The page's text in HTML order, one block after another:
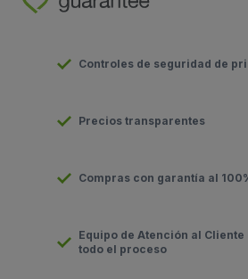
Controles de seguridad de
Precios transparentes
Compras con garantía al
Equipo de Atención al
todo el proceso